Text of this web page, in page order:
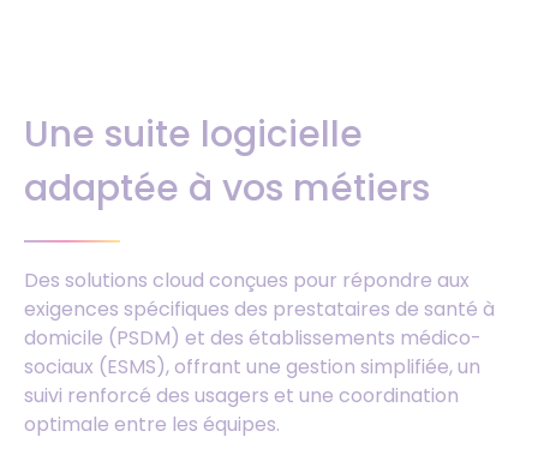
Une suite logicielle
adaptée à vos métiers
Des solutions cloud conçues pour répondre aux
exigences spécifiques des prestataires de santé à
domicile (PSDM) et des établissements médico-
sociaux (ESMS), offrant une gestion simplifiée, un
suivi renforcé des usagers et une coordination
optimale entre les équipes.